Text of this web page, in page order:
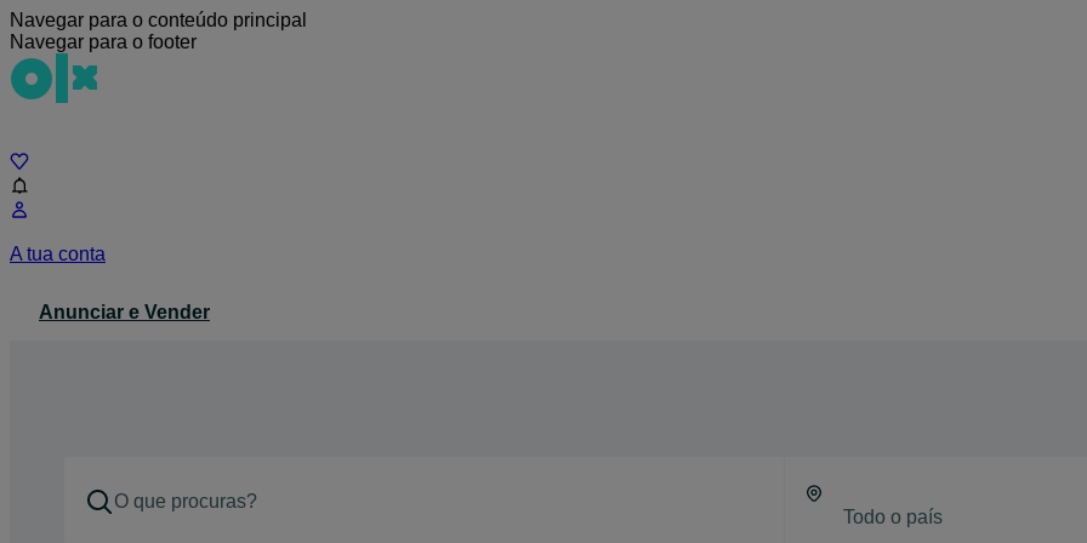
Navegar para o conteúdo principal
Navegar para o footer
A tua conta
Anunciar e Vender